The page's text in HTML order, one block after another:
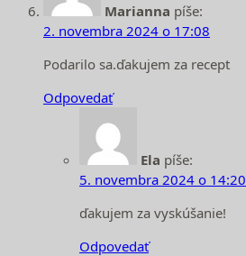
Marianna píše:
2. novembra 2024 o 17:08
Podarilo sa.ďakujem za recept
Odpovedať
Ela píše:
5. novembra 2024 o 14:20
ďakujem za vyskúšanie!
Odpovedať